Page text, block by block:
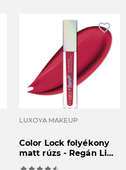
favorite_border
LUXOYA MAKEUP
Color Lock folyékony
matt rúzs - Regán Lili